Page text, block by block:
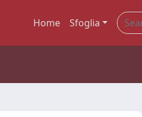
Home Sfoglia